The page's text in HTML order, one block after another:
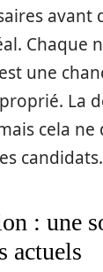
avant
Chaque
une
La
cela ne
candidats.
: une
actuels